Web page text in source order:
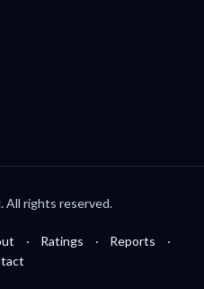
All rights reserved.
Ratings
Reports